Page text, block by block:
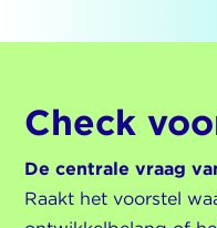
Check
De centrale vraag
Raakt het voorstel